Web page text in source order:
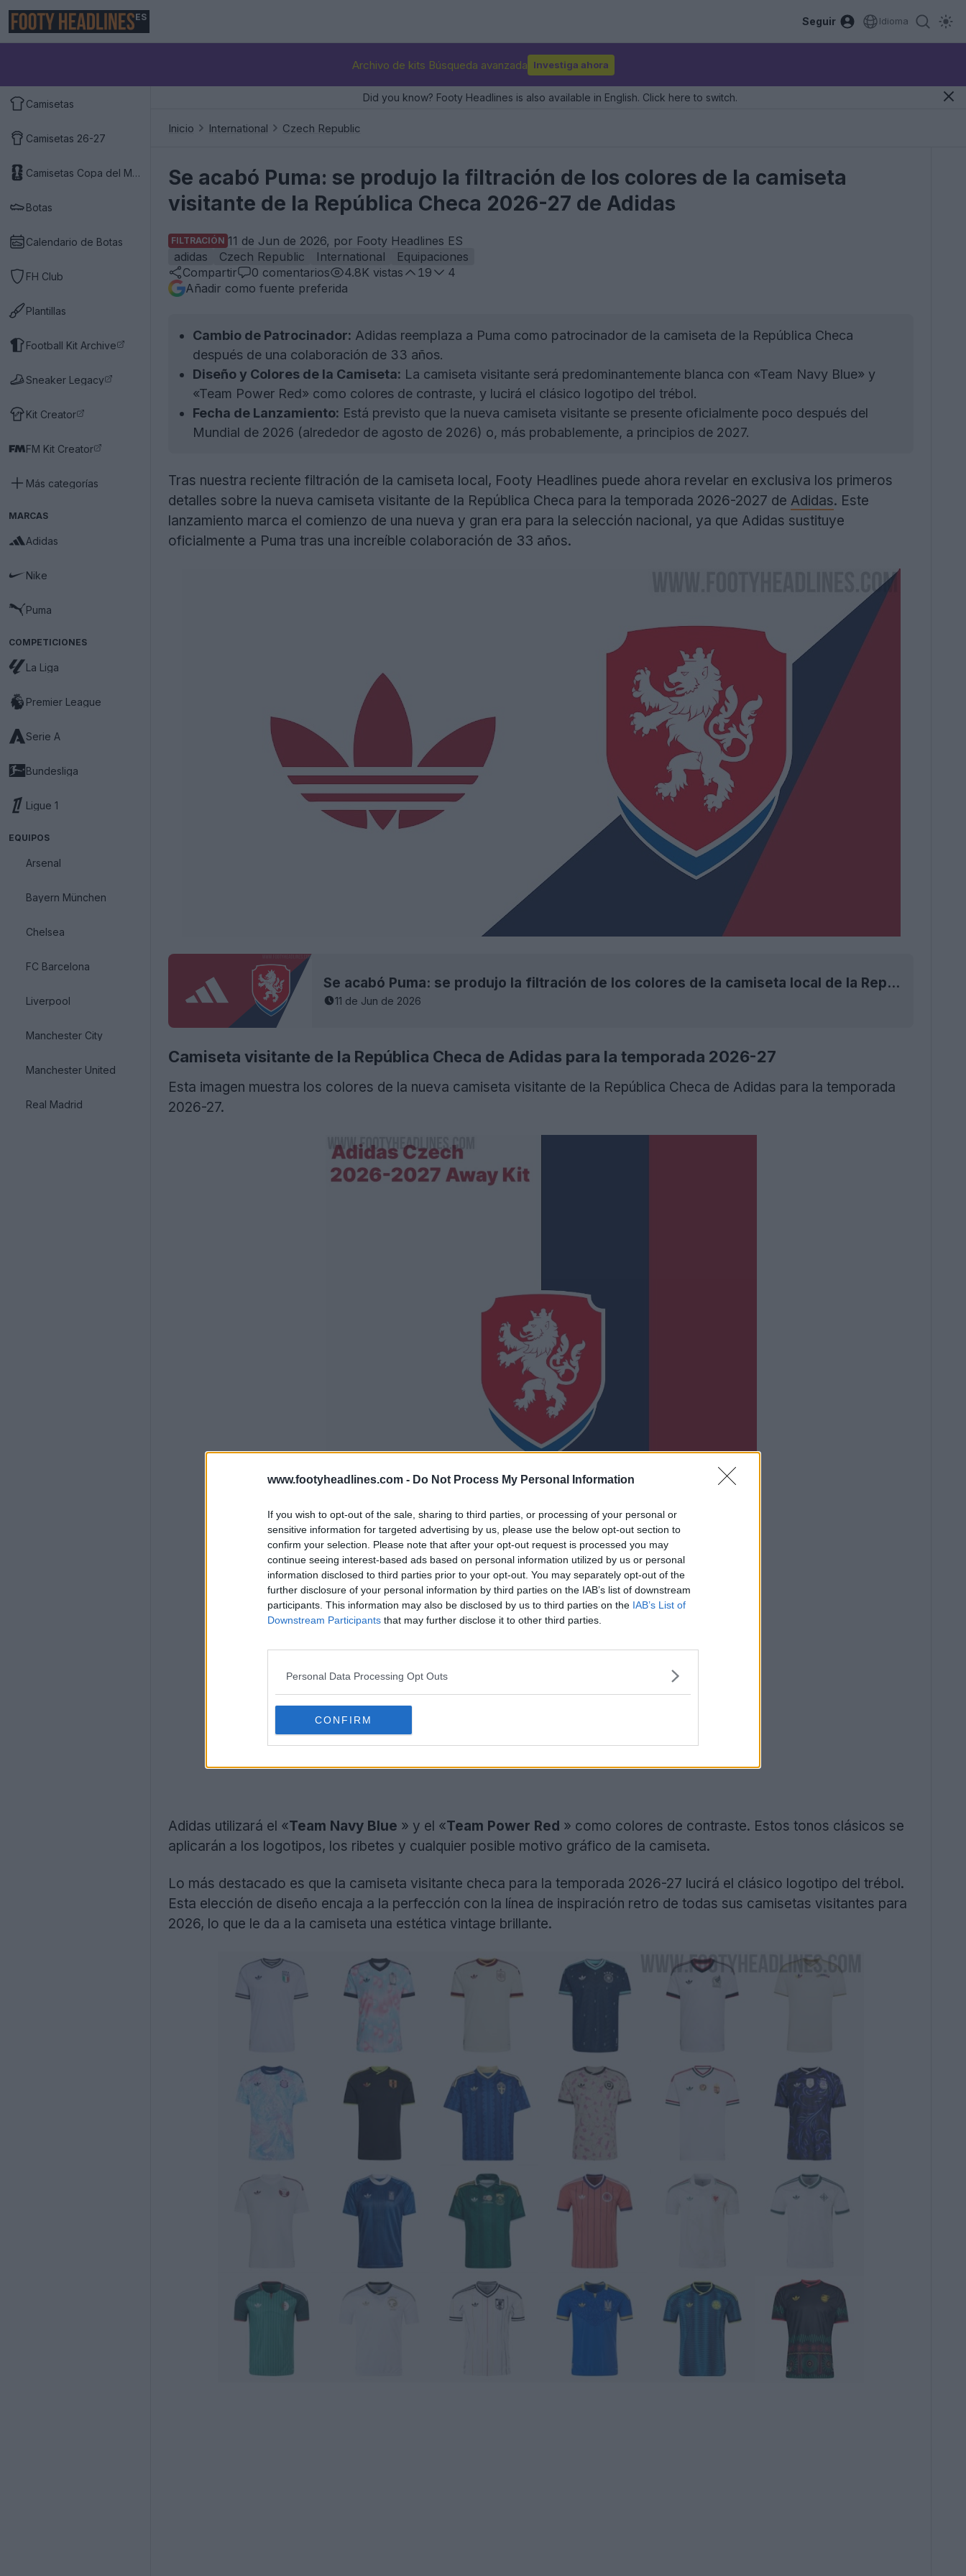
www.footyheadlines.com - Do Not Process My Personal Information
If you wish to opt-out of the sale, sharing to third parties, or processing of your personal or
sensitive information for targeted advertising by us, please use the below opt-out section to
confirm your selection. Please note that after your opt-out request is processed you may
continue seeing interest-based ads based on personal information utilized by us or personal
information disclosed to third parties prior to your opt-out. You may separately opt-out of the
further disclosure of your personal information by third parties on the IAB’s list of downstream
participants. This information may also be disclosed by us to third parties on the IAB’s List of
Downstream Participants that may further disclose it to other third parties.
Personal Data Processing Opt Outs
CONFIRM
ES Seguir Idioma
Archivo de kits Búsqueda avanzada Investiga ahora
Camisetas
Camisetas 26-27
Camisetas Copa del Mundo 2026
Botas
Calendario de Botas
FH Club
Plantillas
Football Kit Archive
Sneaker Legacy
Kit Creator
FM Kit Creator
Más categorías
MARCAS
Adidas
Nike
Puma
COMPETICIONES
La Liga
Premier League
Serie A
Bundesliga
Ligue 1
EQUIPOS
Arsenal
Bayern München
Chelsea
FC Barcelona
Liverpool
Manchester City
Manchester United
Real Madrid
Did you know? Footy Headlines is also available in English. Click here to switch.
Inicio International Czech Republic
Se acabó Puma: se produjo la filtración de los colores de la camiseta
visitante de la República Checa 2026-27 de Adidas
FILTRACIÓN 11 de Jun de 2026, por Footy Headlines ES
adidas
Czech Republic International
Equipaciones
Compartir
0 comentarios 4.8K vistas 19
4
Añadir como fuente preferida
Cambio de Patrocinador: Adidas reemplaza a Puma como patrocinador de la camiseta de la República Checa
después de una colaboración de 33 años.
Diseño y Colores de la Camiseta: La camiseta visitante será predominantemente blanca con «Team Navy Blue» y
«Team Power Red» como colores de contraste, y lucirá el clásico logotipo del trébol.
Fecha de Lanzamiento: Está previsto que la nueva camiseta visitante se presente oficialmente poco después del
Mundial de 2026 (alrededor de agosto de 2026) o, más probablemente, a principios de 2027.
Tras nuestra reciente filtración de la camiseta local, Footy Headlines puede ahora revelar en exclusiva los primeros
detalles sobre la nueva camiseta visitante de la República Checa para la temporada 2026-2027 de Adidas. Este
lanzamiento marca el comienzo de una nueva y gran era para la selección nacional, ya que Adidas sustituye
oficialmente a Puma tras una increíble colaboración de 33 años.
Se acabó Puma: se produjo la filtración de los colores de la camiseta local de la República Checa de Adidas para la temporada 2026-27
11 de Jun de 2026
Camiseta visitante de la República Checa de Adidas para la temporada 2026-27
Esta imagen muestra los colores de la nueva camiseta visitante de la República Checa de Adidas para la temporada
2026-27.
Adidas utilizará el «Team Navy Blue » y el «Team Power Red » como colores de contraste. Estos tonos clásicos se
aplicarán a los logotipos, los ribetes y cualquier posible motivo gráfico de la camiseta.
Lo más destacado es que la camiseta visitante checa para la temporada 2026-27 lucirá el clásico logotipo del trébol.
Esta elección de diseño encaja a la perfección con la línea de inspiración retro de todas sus camisetas visitantes para
2026, lo que le da a la camiseta una estética vintage brillante.